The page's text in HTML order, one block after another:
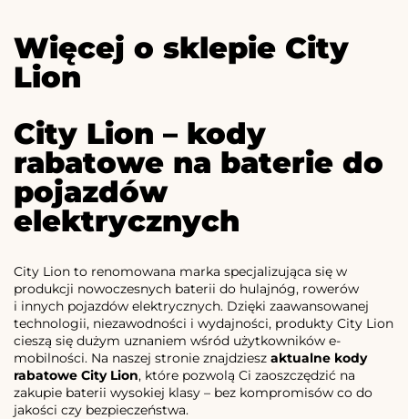
Więcej o sklepie City
Lion
City Lion – kody
rabatowe na baterie do
pojazdów
elektrycznych
City Lion to renomowana marka specjalizująca się w
produkcji nowoczesnych baterii do hulajnóg, rowerów
i innych pojazdów elektrycznych. Dzięki zaawansowanej
technologii, niezawodności i wydajności, produkty City Lion
cieszą się dużym uznaniem wśród użytkowników e-
mobilności. Na naszej stronie znajdziesz aktualne kody
rabatowe City Lion, które pozwolą Ci zaoszczędzić na
zakupie baterii wysokiej klasy – bez kompromisów co do
jakości czy bezpieczeństwa.